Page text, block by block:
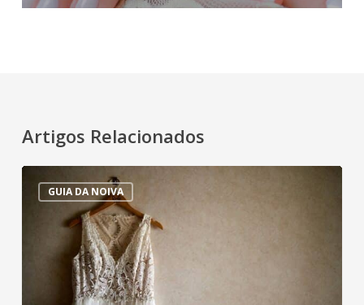
Artigos Relacionados
GUIA DA NOIVA